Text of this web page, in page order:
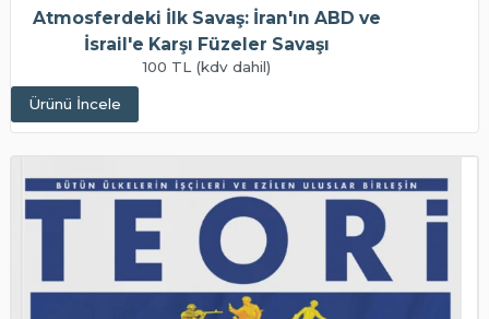
Atmosferdeki İlk Savaş: İran'ın ABD ve
İsrail'e Karşı Füzeler Savaşı
100 TL (kdv dahil)
Ürünü İncele